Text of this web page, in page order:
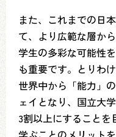
また、これまでの日
て、より広範な層か
学生の多彩な可能性
も重要です。とりわ
世界中から「能力」
ェイとなり、国立大
3割以上にすること